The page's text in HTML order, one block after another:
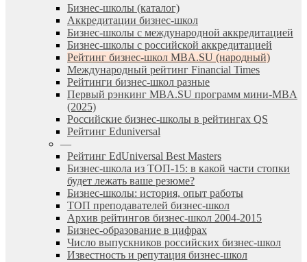
Бизнес-школы (каталог)
Аккредитации бизнес-школ
Бизнес-школы с международной аккредитацией
Бизнес-школы с российской аккредитацией
Рейтинг бизнес-школ MBA.SU (народный)
Международный рейтинг Financial Times
Рейтинги бизнес-школ разные
Первый рэнкинг MBA.SU программ мини-MBA
(2025)
Российские бизнес-школы в рейтингах QS
Рейтинг Eduniversal
—
Рейтинг EdUniversal Best Masters
Бизнес-школа из ТОП-15: в какой части стопки
будет лежать ваше резюме?
Бизнес-школы: история, опыт работы
ТОП преподавателей бизнес-школ
Архив рейтингов бизнес-школ 2004-2015
Бизнес-образование в цифрах
Число выпускников российских бизнес-школ
Известность и репутация бизнес-школ